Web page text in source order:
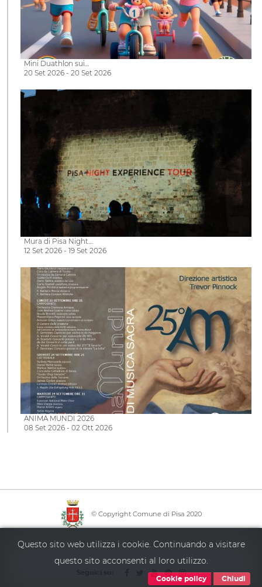
Mini Duathlon sui…
20 Set 2026 - 20 Set 2026
Mura di Pisa Night…
12 Set 2026 - 19 Set 2026
ANIMA MUNDI 2026
08 Set 2026 - 02 Ott 2026
© Copyright Comune di Pisa 2020
Info point·Policy privacy ·Mappa del sito·Accessibilità
Questo sito web utilizza i cookie. Continuando a visitare
questo sito acconsenti al loro utilizzo.
Cookie policy Chiudi